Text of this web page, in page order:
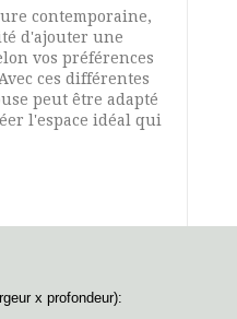
contemporaine,
d'ajouter une
vos préférences
ces différentes
peut être adapté
l'espace idéal qui
x profondeur):